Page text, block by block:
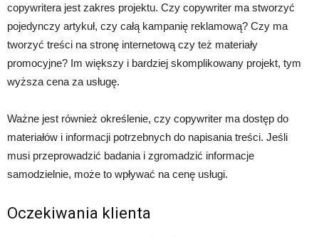
copywritera jest zakres projektu. Czy copywriter ma stworzyć
pojedynczy artykuł, czy całą kampanię reklamową? Czy ma
tworzyć treści na stronę internetową czy też materiały
promocyjne? Im większy i bardziej skomplikowany projekt, tym
wyższa cena za usługę.
Ważne jest również określenie, czy copywriter ma dostęp do
materiałów i informacji potrzebnych do napisania treści. Jeśli
musi przeprowadzić badania i zgromadzić informacje
samodzielnie, może to wpływać na cenę usługi.
Oczekiwania klienta